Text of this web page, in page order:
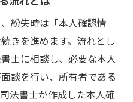
紛失時は「本人確認情
きを進めます。流れとし
士に相談し、必要な本人
談を行い、所有者である
法書士が作成した本人確